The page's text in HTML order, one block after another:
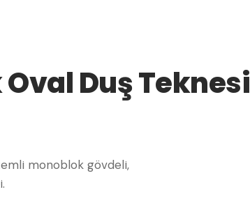
Duş Teknesi
monoblok gövdeli,